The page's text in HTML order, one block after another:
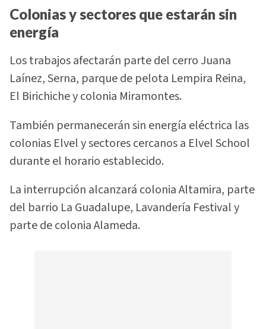
Colonias y sectores que estarán sin
energía
Los trabajos afectarán parte del cerro Juana
Laínez, Serna, parque de pelota Lempira Reina,
El Birichiche y colonia Miramontes.
También permanecerán sin energía eléctrica las
colonias Elvel y sectores cercanos a Elvel School
durante el horario establecido.
La interrupción alcanzará colonia Altamira, parte
del barrio La Guadalupe, Lavandería Festival y
parte de colonia Alameda.